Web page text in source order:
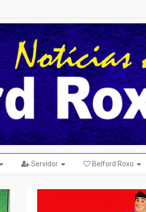
Servidor Belford Roxo